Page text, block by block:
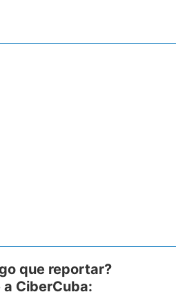
que reportar?
a CiberCuba: